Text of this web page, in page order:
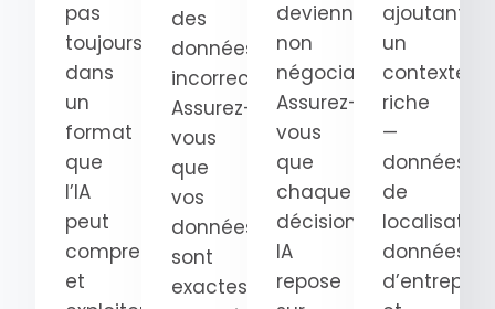
pas
toujours
dans
un
format
que
l’IA
peut
comprendre
et
des
données
incorrectes.
Assurez-
vous
que
vos
données
sont
exactes,
deviennent
non
négociables.
Assurez-
vous
que
chaque
décision
IA
repose
ajoutant
un
contexte
riche
—
données
de
données